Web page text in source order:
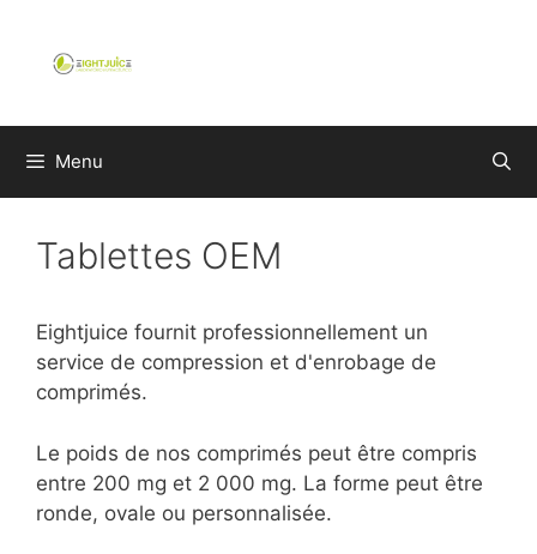
contenu
Menu
Tablettes OEM
Eightjuice fournit professionnellement un
service de compression et d'enrobage de
comprimés.
Le poids de nos comprimés peut être compris
entre 200 mg et 2 000 mg. La forme peut être
ronde, ovale ou personnalisée.